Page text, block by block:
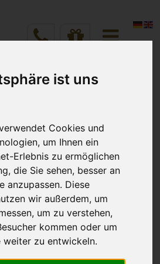
ist uns
Cookies und
um Ihnen ein
Erlebnis zu ermöglichen
die Sie sehen, besser an
anzupassen. Diese
wir außerdem, um
um zu verstehen,
kommen oder um
weiter zu entwickeln.
9
Personen
prüfen
im Team
Sie dabei sind.
– alles Wichtige auf einen